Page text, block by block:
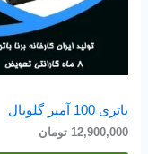
باتری 100 آمپر گلوبال
12,900,000 تومان